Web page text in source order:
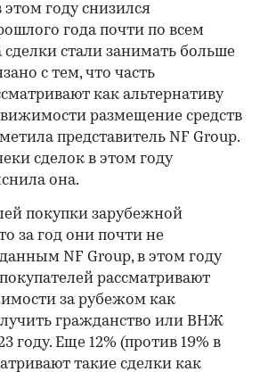
году снизился
года почти по всем
стали занимать больше
с тем, что часть
как альтернативу
размещение средств
представитель NF Group.
сделок в этом году
она.
покупки зарубежной
за год они почти не
NF Group, в этом году
рассматривают
за рубежом как
гражданство или ВНЖ
году. Еще 12% (против 19% в
такие сделки как